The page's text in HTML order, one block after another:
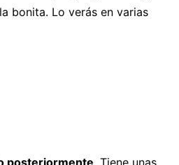
bonita. Lo verás en varias
posteriormente . Tiene unas